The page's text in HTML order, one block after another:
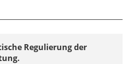
Regulierung der